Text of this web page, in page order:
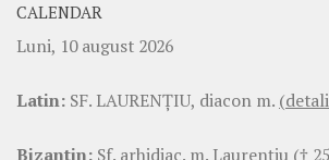
CALENDAR
Luni, 10 august 2026
Latin: SF. LAURENŢIU, diacon m.
Bizantin: Sf. arhidiac. m. Laurenţiu (†